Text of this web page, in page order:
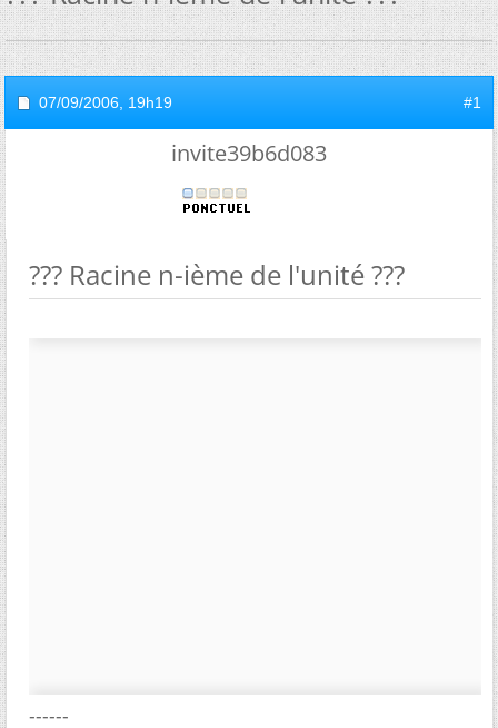
07/09/2006, 19h19 #1
invite39b6d083
??? Racine n-ième de l'unité ???
------